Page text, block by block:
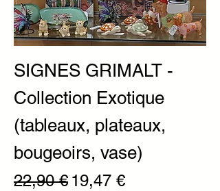
SIGNES GRIMALT -
Collection Exotique
(tableaux, plateaux,
bougeoirs, vase)
Prix original
22,90 € Prix promotionnel
19,47 €